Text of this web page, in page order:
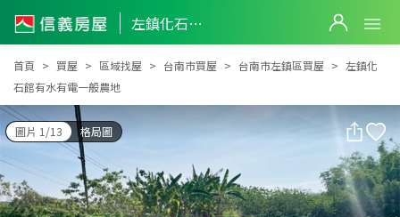
左鎮化石館有水有電一般農地
左鎮化石館有水有電一般農地
首頁 買屋 區域找屋 台南市買屋 台南市左鎮區買屋
左鎮化
石館有水有電一般農地
圖片 1/13 格局圖